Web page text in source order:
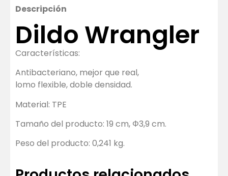
Descripción
Dildo Wrangler
Características:
Antibacteriano, mejor que real,
lomo flexible, doble densidad.
Material: TPE
Tamaño del producto: 19 cm, Φ3,9 cm.
Peso del producto: 0,241 kg.